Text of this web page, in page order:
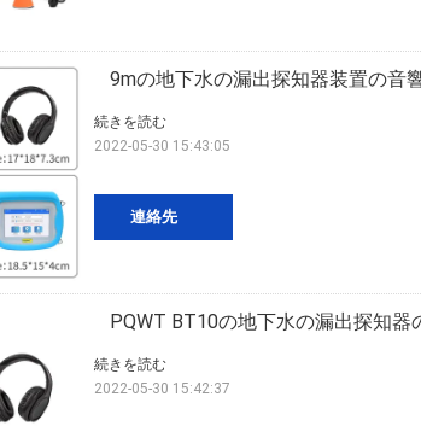
9mの地下水の漏出探知器装置の音
連絡先
続きを読む
2022-05-30 15:43:05
PQWT BT10の地下水の漏出探知
続きを読む
2022-05-30 15:42:37